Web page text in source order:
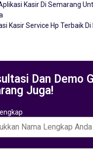
Kasir Di Semarang
Kasir Service Hp Terbaik Di
Dan Demo
Juga!